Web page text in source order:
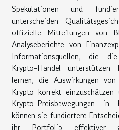
Spekulationen und
unterscheiden.
offizielle Mitteilungen von
Analyseberichte von
Informationsquellen, die
Krypto-Handel unterstützen
lernen, die Auswirkungen
Krypto korrekt einzuschätzen
Krypto-Preisbewegungen
können sie fundiertere
ihr Portfolio effektiver